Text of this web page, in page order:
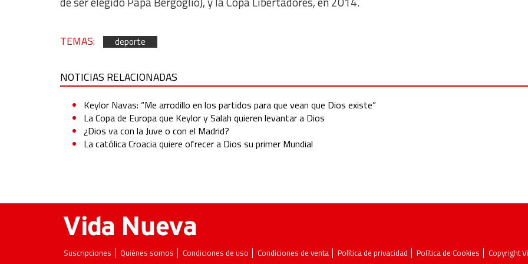
TEMAS: deporte
NOTICIAS RELACIONADAS
Keylor Navas: “Me arrodillo en los partidos para que vean que Dios existe”
La Copa de Europa que Keylor y Salah quieren levantar a Dios
¿Dios va con la Juve o con el Madrid?
La católica Croacia quiere ofrecer a Dios su primer Mundial
Suscripciones Quiénes somos Condiciones de uso Condiciones de venta Política de privacidad Política de Cookies Copyright
Advertising